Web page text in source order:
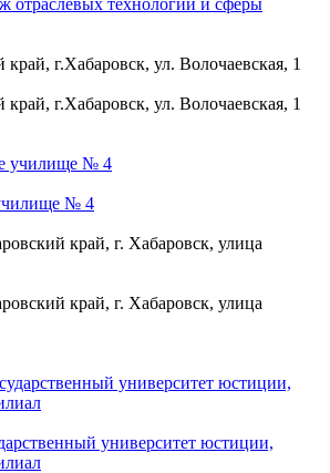
г.Хабаровск, ул. Волочаевская, 1
г.Хабаровск, ул. Волочаевская, 1
№ 4
край, г. Хабаровск, улица
край, г. Хабаровск, улица
университет юстиции,